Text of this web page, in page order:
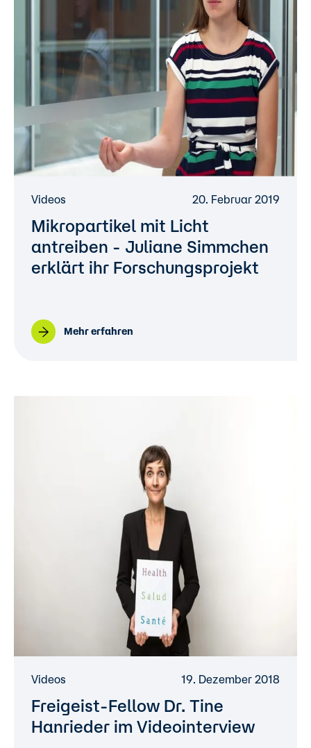
Videos 20. Februar 2019
Mikropartikel mit Licht
antreiben - Juliane Simmchen
erklärt ihr Forschungsprojekt
Mehr erfahren
Videos 19. Dezember 2018
Freigeist-Fellow Dr. Tine
Hanrieder im Videointerview